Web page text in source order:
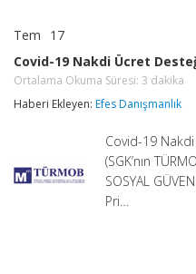
Tem 17
Nakdi
Ücret
Desteği
Eksik
Nedeni
Ortalama
Okuma
Süresi:
3
dakika
Covid-19 Nakdi Ücret
Ortalama Okuma Süresi: 3 dakika
Haberi Ekleyen: Efes Danışmanlık
Covid-19
(SGK’nın
SOSYAL
Pri…